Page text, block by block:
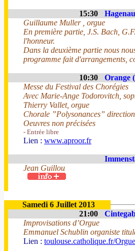
15:30
Guillaume Muller , orgue
En première partie, J.S. Bach,
l'honneur.
Dans la deuxième partie nous
programme fait d'arrangements,
10:30 Orange
Messe du Festival des Chorégies
Avec Marie-Ange Todorovitch,
Thierry Vallet, orgue
Chorale ”Polysonances”
Oeuvres non précisées
- Entrée libre
Lien : www.aproor.fr
Jean Guillou
Samedi 6 Juillet 2013
21:00
Improvisations d’Orgue
Emmanuel Schublin organiste
Lien : toulouse.catholique.fr/